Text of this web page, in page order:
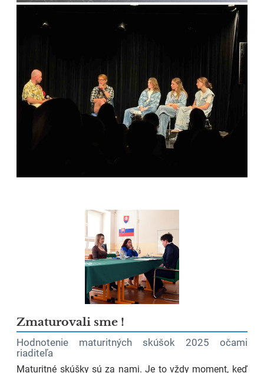
Zmaturovali sme !
Hodnotenie maturitných skúšok 2025 očami
riaditeľa
Maturitné skúšky sú za nami. Je to vždy moment, keď